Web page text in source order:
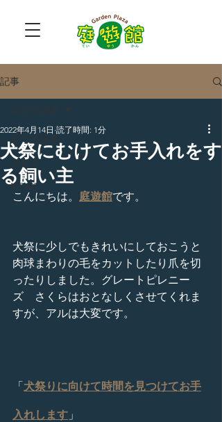
記事
全ての記事
ブログ
NEWS
犬祭にむけてお手入れをす
る飼い主
2022年4月14日 読了時間: 1分
こんにちは。 庭遊館です。
犬祭に少しでもきれいにしておこうと
肉球まわりの毛をカットしたり爪を切
ったりしました。グレートピレニー
ズ　さくらはおとなしくさせてくれま
すが、アルは大変です。
「犬祭りに向けて時間を見つけてお手
入れします 」